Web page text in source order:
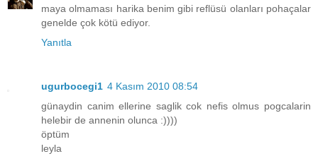
maya olmaması harika benim gibi reflüsü olanları pohaçalar
genelde çok kötü ediyor.
Yanıtla
ugurbocegi1 4 Kasım 2010 08:54
günaydin canim ellerine saglik cok nefis olmus pogcalarin
helebir de annenin olunca :))))
öptüm
leyla